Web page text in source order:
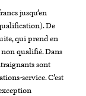
jusqu’en
De
qui prend en
qualifié. Dans
sont
service. C’est